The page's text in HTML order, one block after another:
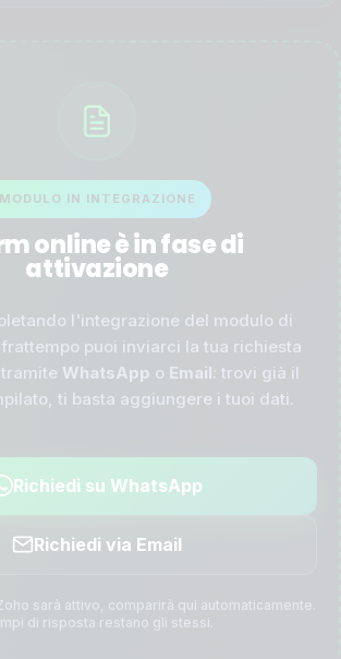
MODULO IN INTEGRAZIONE
online è in fase di
attivazione
l'integrazione del modulo di
puoi inviarci la tua richiesta
WhatsApp o Email: trovi già il
ti basta aggiungere i tuoi dati.
Richiedi su WhatsApp
Richiedi via Email
sarà attivo, comparirà qui automaticamente.
di risposta restano gli stessi.